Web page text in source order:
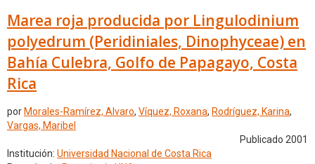
Marea roja producida por Lingulodinium
polyedrum (Peridiniales, Dinophyceae) en
Bahía Culebra, Golfo de Papagayo, Costa
Rica
por Morales-Ramírez, Alvaro, Víquez, Roxana, Rodríguez, Karina,
Vargas, Maribel
Publicado 2001
Institución: Universidad Nacional de Costa Rica